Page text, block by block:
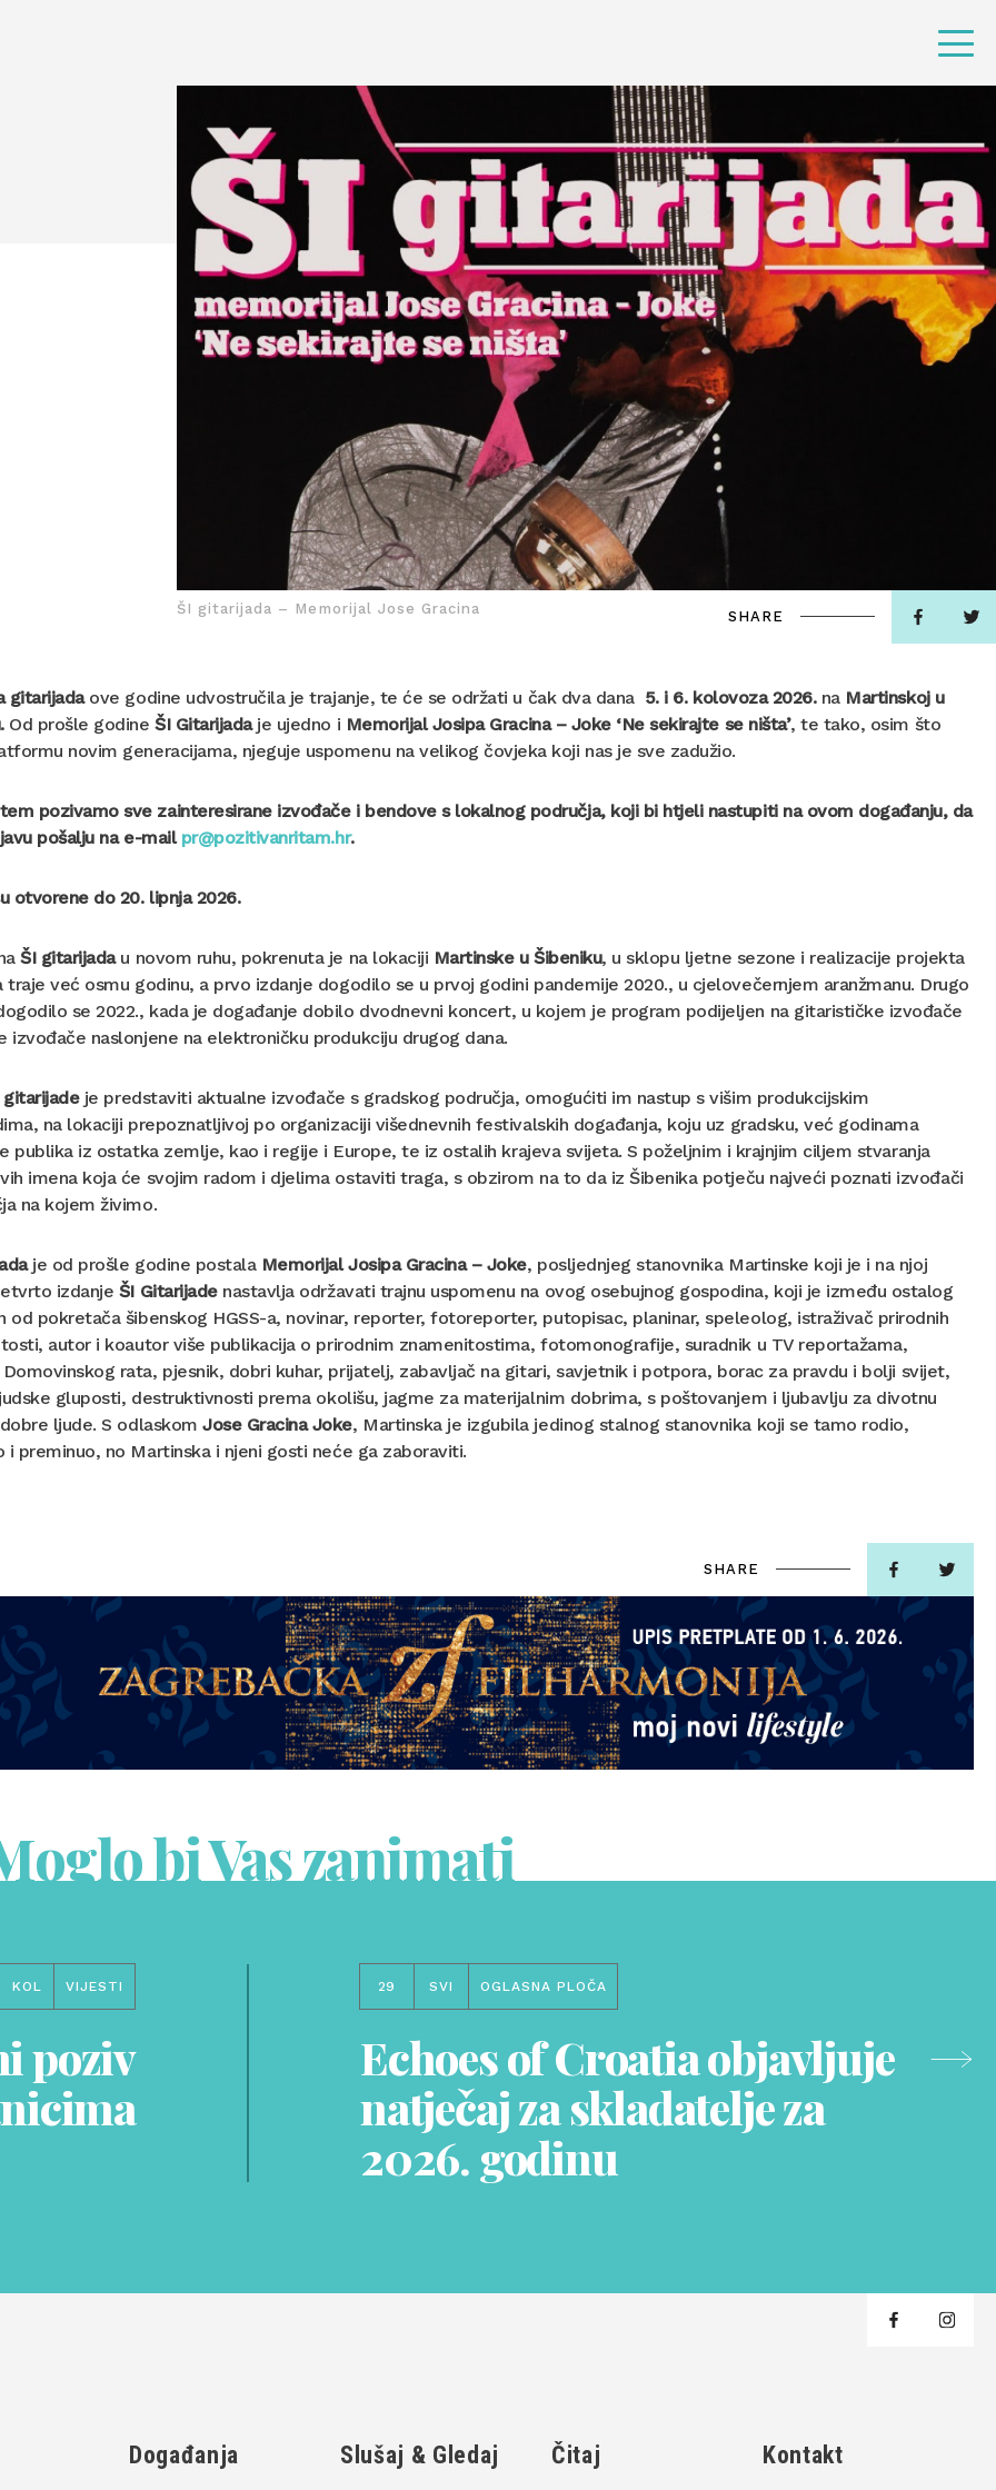
ŠI gitarijada – Memorijal Jose Gracina SHARE
gitarijada ove godine udvostručila je trajanje, te će se održati u čak dva dana5. i 6. kolovoza 2026. naMartinskoj u
Od prošle godineŠI Gitarijada je ujedno i Memorijal Josipa Gracina – Joke ‘Ne sekirajte se ništa’, te tako, osim što
novim generacijama, njeguje uspomenu na velikog čovjeka koji nas je sve zadužio.
pozivamo sve zainteresirane izvođače i bendove s lokalnog područja, koji bi htjeli nastupiti na ovom događanju, da
pošalju na e-mail pr@pozitivanritam.hr.
otvorene do 20. lipnja 2026.
ŠI gitarijadau novom ruhu, pokrenuta je na lokaciji Martinske u Šibeniku, u sklopu ljetne sezone i realizacije projekta
traje već osmu godinu, a prvo izdanje dogodilo se u prvoj godini pandemije 2020., u cjelovečernjem aranžmanu. Drugo
se 2022., kada je događanje dobilo dvodnevni koncert, u kojem je program podijeljen na gitarističke izvođače
izvođače naslonjene na elektroničku produkciju drugog dana.
je predstaviti aktualne izvođače s gradskog područja, omogućiti im nastup s višim produkcijskim
na lokaciji prepoznatljivoj po organizaciji višednevnih festivalskih događanja, koju uz gradsku, već godinama
publika iz ostatka zemlje, kao i regije i Europe, te iz ostalih krajeva svijeta. S poželjnim i krajnjim ciljem stvaranja
imena koja će svojim radom i djelima ostaviti traga, s obzirom na to da iz Šibenika potječu najveći poznati izvođači
na kojem živimo.
je od prošle godine postala Memorijal Josipa Gracina – Joke, posljednjeg stanovnika Martinske koji je i na njoj
izdanje ŠI Gitarijadenastavlja održavati trajnu uspomenu na ovog osebujnog gospodina, koji je između ostalog
od pokretača šibenskog HGSS-a, novinar, reporter, fotoreporter, putopisac, planinar, speleolog, istraživač prirodnih
autor i koautor više publikacija o prirodnim znamenitostima, fotomonografije, suradnik u TV reportažama,
rata, pjesnik, dobri kuhar, prijatelj, zabavljač na gitari, savjetnik i potpora, borac za pravdu i bolji svijet,
gluposti, destruktivnosti prema okolišu, jagme za materijalnim dobrima, s poštovanjem i ljubavlju za divotnu
ljude. S odlaskomJose Gracina Joke, Martinska je izgubila jedinog stalnog stanovnika koji se tamo rodio,
i preminuo, no Martinska i njeni gosti neće ga zaboraviti.
SHARE
bi Vas zanimati
KOL VIJESTI
poziv
29 SVI OGLASNA PLOČA
Echoes of Croatia objavljuje
natječaj za skladatelje za
2026. godinu
Događanja Slušaj & Gledaj Čitaj Kontakt